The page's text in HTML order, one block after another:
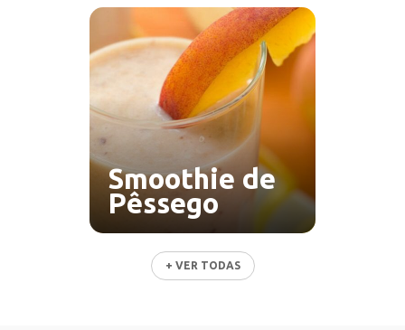
Smoothie de
Pêssego
+ VER TODAS